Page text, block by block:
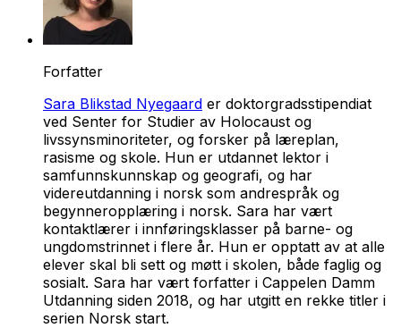
Forfatter
Sara Blikstad Nyegaard er doktorgradsstipendiat
ved Senter for Studier av Holocaust og
livssynsminoriteter, og forsker på læreplan,
rasisme og skole. Hun er utdannet lektor i
samfunnskunnskap og geografi, og har
videreutdanning i norsk som andrespråk og
begynneropplæring i norsk. Sara har vært
kontaktlærer i innføringsklasser på barne- og
ungdomstrinnet i flere år. Hun er opptatt av at alle
elever skal bli sett og møtt i skolen, både faglig og
sosialt. Sara har vært forfatter i Cappelen Damm
Utdanning siden 2018, og har utgitt en rekke titler i
serien Norsk start.